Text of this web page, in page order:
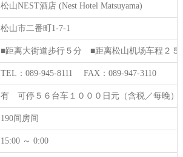
松山NEST酒店 (Nest Hotel Matsuyama)
松山市二番町1-7-1
■距离大街道步行５分 ■距离松山机场车程２
TEL：089-945-8111 FAX：089-947-3110
有 可停５６台车１０００日元（含税／每晚
190间房间
15:00 ～ 0:00